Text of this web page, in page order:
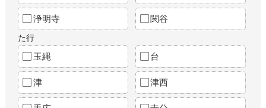
浄明寺 関谷
た行
玉縄 台
津 津西